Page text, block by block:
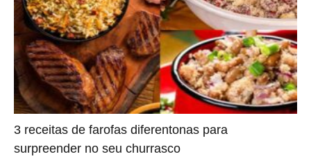
3 receitas de farofas diferentonas para
surpreender no seu churrasco